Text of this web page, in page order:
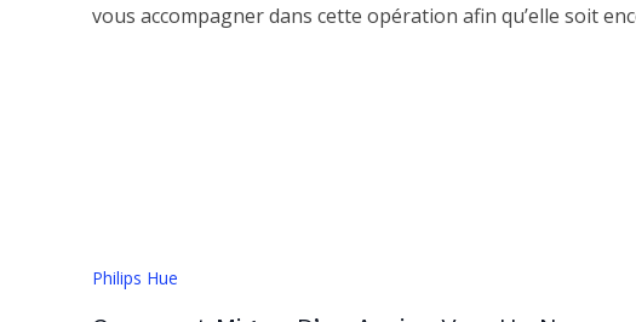
vous accompagner dans cette opération afin qu’elle soit
Philips Hue